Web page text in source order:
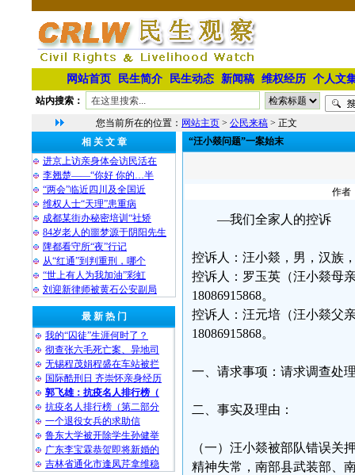
网站首页 民生简介 民生动态 新闻稿 维权经历 个人文
站内搜索：
您当前所在的位置： 网站主页 > 公民来稿 > 正文
相 关 文 章
进京上访亲身体会访民活在
李翘楚——“你好 你的…半
“两会”临近四川及全国近
维权人士“天理”患重病
成都某街办秘密培训“社矫
84岁老人的噩梦源于阴阳先生
陴都看守所“夜”行记
从“红通”到判重刑，哪个
“世上有人为我加油”彩虹
刘迎新律师被黄石公安副局
最 新 热 门
我的“囚徒”生涯何时了？
彻查张六毛死亡案、异地司
无锡程茂娟程盛在车站被拦
国际酷刑日 齐崇怀亲身经历
郭飞雄：抗疫名人排行榜（
抗疫名人排行榜（第二部分
一个退役女兵的求助信
鲁东大学被开除学生孙健举
广东李宝霖恭贺即将新婚的
吉林省通化市逢凤芹拿维稳
“汪小燚问题”一案始末
作者
—我们全家人的控诉
控诉人：汪小燚，男，汉族
控诉人：罗玉英（汪小燚母
18086915868。
控诉人：汪元培（汪小燚父
18086915868。
一、请求事项：请求调查处
二、事实及理由：
（一）汪小燚被部队错误关
精神失常，南部县武装部、